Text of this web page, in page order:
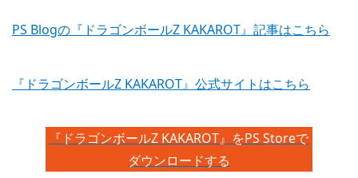
PS Blogの『ドラゴンボールZ KAKAROT』記事はこちら
『ドラゴンボールZ KAKAROT』公式サイトはこちら
『ドラゴンボールZ KAKAROT』をPS Storeで
ダウンロードする